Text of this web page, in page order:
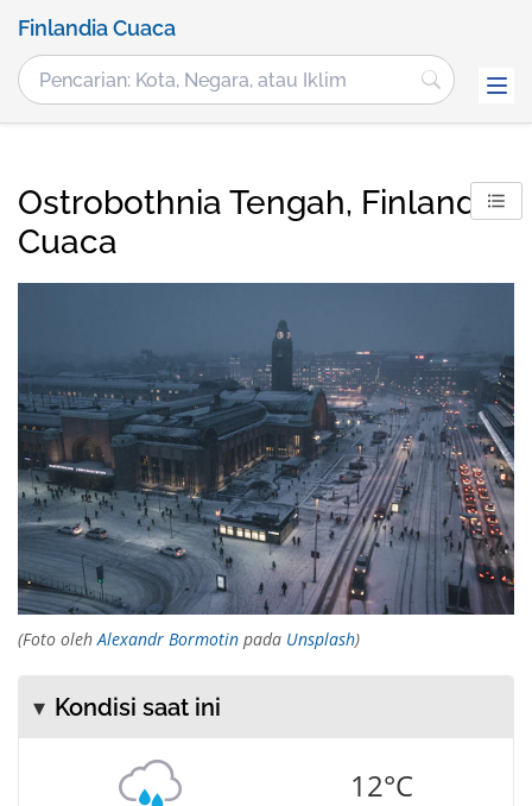
Finlandia Cuaca
Ostrobothnia Tengah, Finlandia
Cuaca
(Foto oleh Alexandr Bormotin pada Unsplash)
Kondisi saat ini
12°C